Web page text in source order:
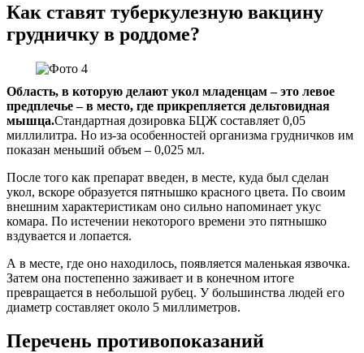
Как ставят туберкулезную вакцину
грудничку в роддоме?
Область, в которую делают укол младенцам – это левое
предплечье – в место, где прикрепляется дельтовидная
мышца.Стандартная дозировка БЦЖ составляет 0,05
миллилитра. Но из-за особенностей организма грудничков им
показан меньший объем – 0,025 мл.
После того как препарат введен, в месте, куда был сделан
укол, вскоре образуется пятнышко красного цвета. По своим
внешним характеристикам оно сильно напоминает укус
комара. По истечении некоторого времени это пятнышко
вздувается и лопается.
А в месте, где оно находилось, появляется маленькая язвочка.
Затем она постепенно заживает и в конечном итоге
превращается в небольшой рубец. У большинства людей его
диаметр составляет около 5 миллиметров.
Перечень противопоказаний